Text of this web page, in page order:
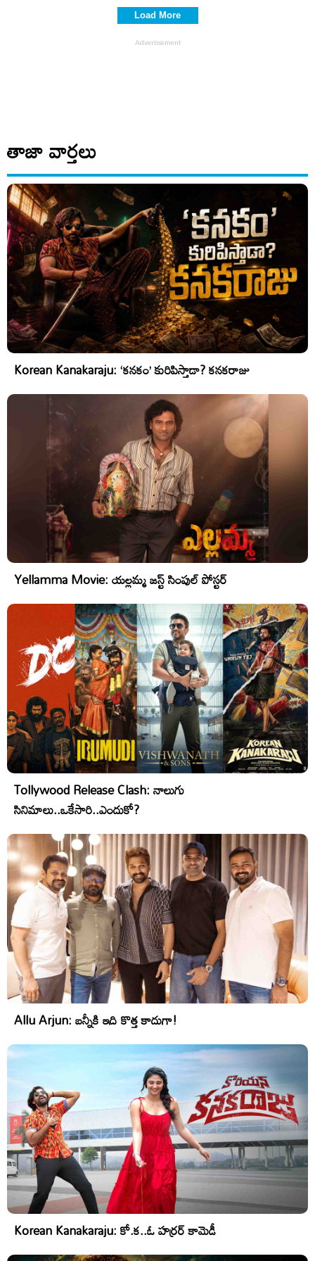
and traditions #RamuismLoad More
తాజా వార్తలు
Korean Kanakaraju: ‘కనకం’ కురిపిస్తాడా? కనకరాజు
Yellamma Movie: యల్లమ్మ జస్ట్ సింపుల్ పోస్టర్
Tollywood Release Clash: నాలుగు
సినిమాలు..ఒకేసారి..ఎందుకో?
Allu Arjun: బన్నీకి ఇది కొత్త కాదుగా!
Korean Kanakaraju: కో.క..ఓ హర్రర్ కామెడీ